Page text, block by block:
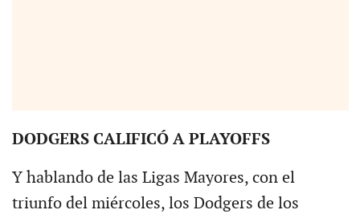
DODGERS CALIFICÓ A PLAYOFFS
Y hablando de las Ligas Mayores, con el
triunfo del miércoles, los Dodgers de los